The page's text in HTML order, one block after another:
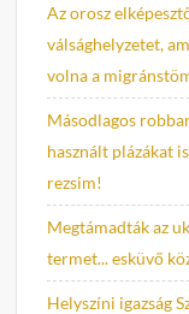
Az orosz
válsághelyzetet,
volna a
Másodlagos
használt plázákat
rezsim!
Megtámadták az
termet... esküvő
Helyszíni igazság